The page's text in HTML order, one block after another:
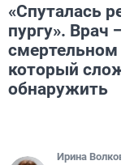
«Спуталась
пургу». Врач —
смертельном
который
обнаружить
Ирина Волкова